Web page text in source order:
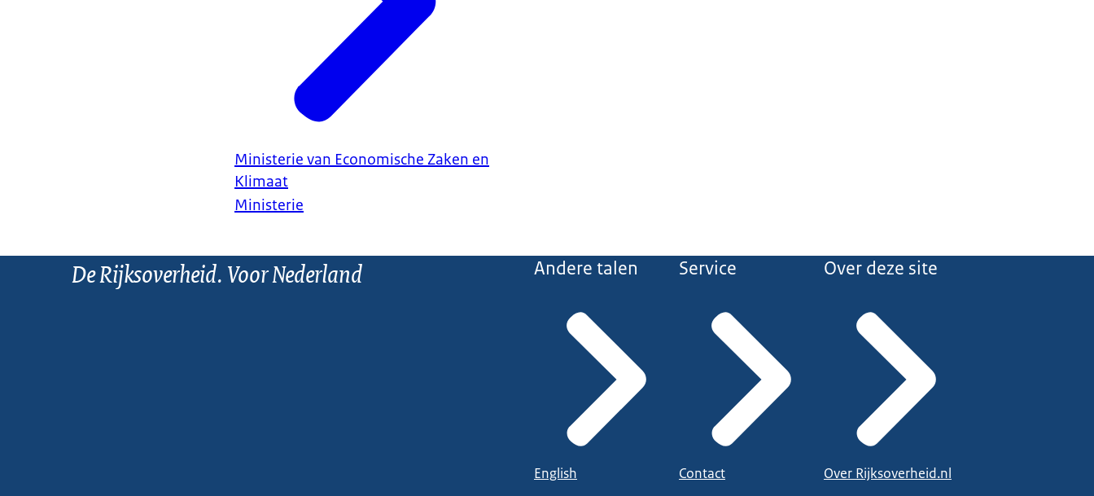
Ministerie van Economische Zaken en
Klimaat
Ministerie
De Rijksoverheid. Voor Nederland Andere talen
English
Service
Contact
Over deze site
Over Rijksoverheid.nl